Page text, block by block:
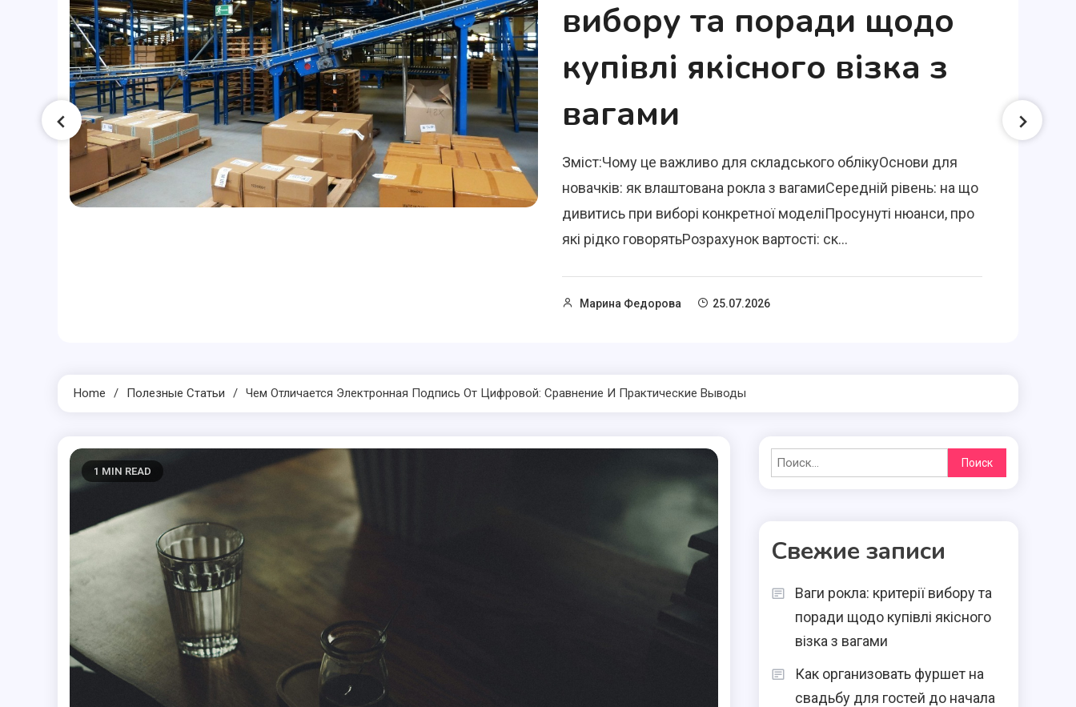
вибору та поради щодо
купівлі якісного візка з
вагами
Зміст:Чому це важливо для складського облікуОснови для
новачків: як влаштована рокла з вагамиСередній рівень: на що
дивитись при виборі конкретної моделіПросунуті нюанси, про
які рідко говорятьРозрахунок вартості: ск...
Марина Федорова 25.07.2026
Home Полезные Статьи Чем Отличается Электронная Подпись От Цифровой: Сравнение И Практические Выводы
1 MIN READ
Найти:
Свежие записи
Ваги рокла: критерії вибору та
поради щодо купівлі якісного
візка з вагами
Как организовать фуршет на
свадьбу для гостей до начала